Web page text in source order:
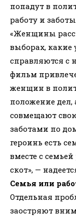
попадут в
работу и
«Женщины
выборах,
справляются с
фильм
женщин в
положение
совмещают
заботами по
героинь есть
вместе с
скот», —
Семья или
Отдельная
заостряют